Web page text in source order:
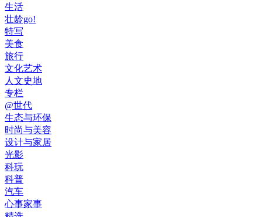
生活
壮龄go!
特写
美食
旅行
文化艺术
人文史地
专栏
@世代
生态与环保
时尚与美容
设计与家居
光影
科玩
科普
汽车
心事家事